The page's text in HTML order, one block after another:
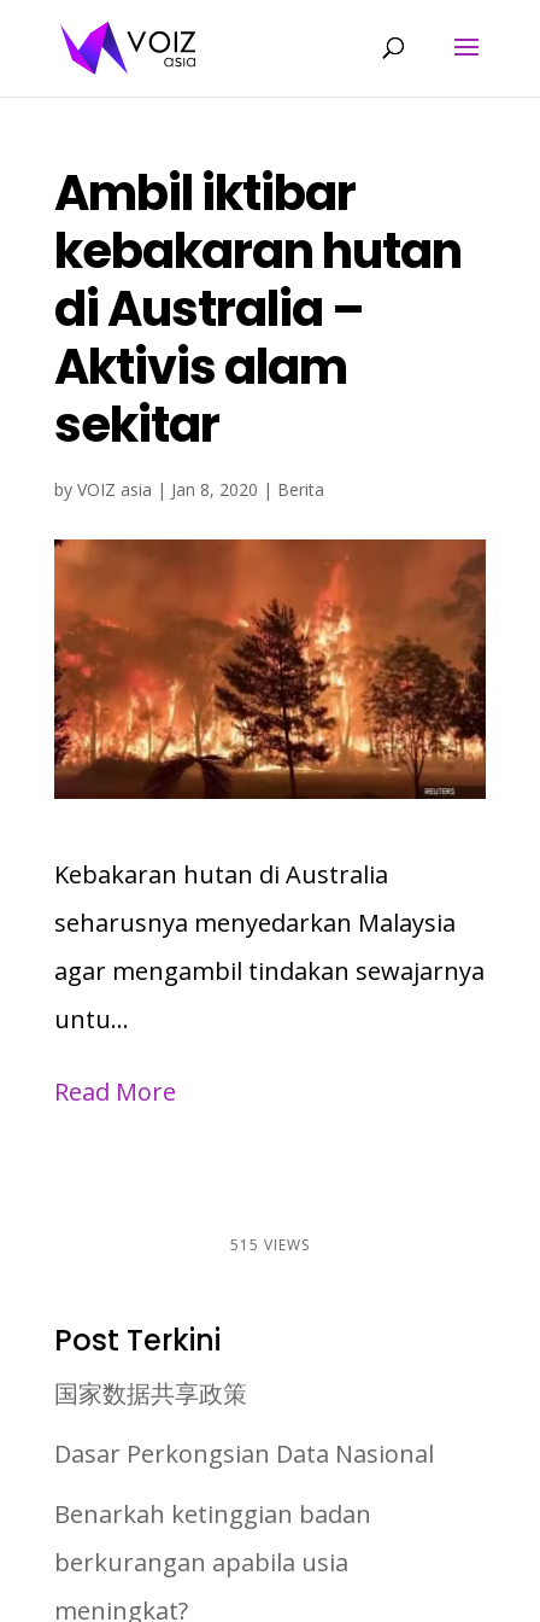
Ambil iktibar
kebakaran hutan
di Australia –
Aktivis alam
sekitar
by VOIZ asia | Jan 8, 2020 | Berita
Kebakaran hutan di Australia
seharusnya menyedarkan Malaysia
agar mengambil tindakan sewajarnya
untu…
Read More
515 VIEWS
Post Terkini
国家数据共享政策
Dasar Perkongsian Data Nasional
Benarkah ketinggian badan
berkurangan apabila usia
meningkat?